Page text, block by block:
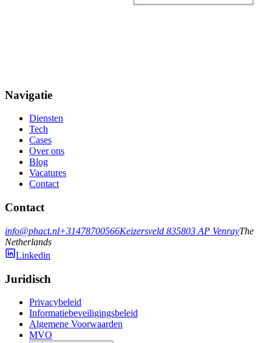
Navigatie
Diensten
Tech
Cases
Over ons
Blog
Vacatures
Contact
Contact
info@phact.nl+31478700566Keizersveld 835803 AP VenrayThe
Netherlands
Linkedin
Juridisch
Privacybeleid
Informatiebeveiligingsbeleid
Algemene Voorwaarden
MVO